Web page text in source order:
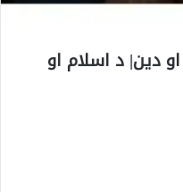
دین| د اسلام او